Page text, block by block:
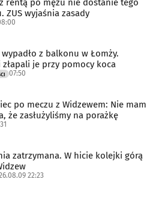
rentą po mężu nie dostanie tego
ZUS wyjaśnia zasady
z balkonu w Łomży.
złapali je przy pomocy koca
07:50
po meczu z Widzewem: Nie mam
że zasłużyliśmy na porażkę
zatrzymana. W hicie kolejki górą
22:23